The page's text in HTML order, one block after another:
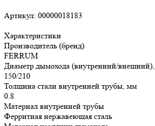
Артикул: 00000018183
Характеристики
Производитель (бренд)
FERRUM
Диаметр дымохода (внутренний/
150/210
Толщина стали внутренней трубы, мм
0.8
Материал внутренней трубы
Ферритная нержавеющая сталь